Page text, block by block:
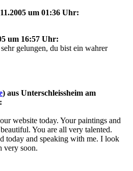
um 01:36 Uhr:
um 16:57 Uhr:
gelungen, du bist ein wahrer
) aus Unterschleissheim am
website today. Your paintings and
You are all very talented.
today and speaking with me. I look
very soon.